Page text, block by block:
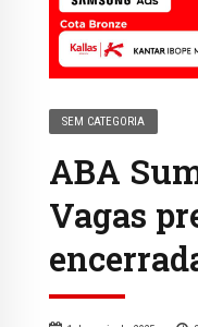
SEM CATEGORIA
ABA
Vagas